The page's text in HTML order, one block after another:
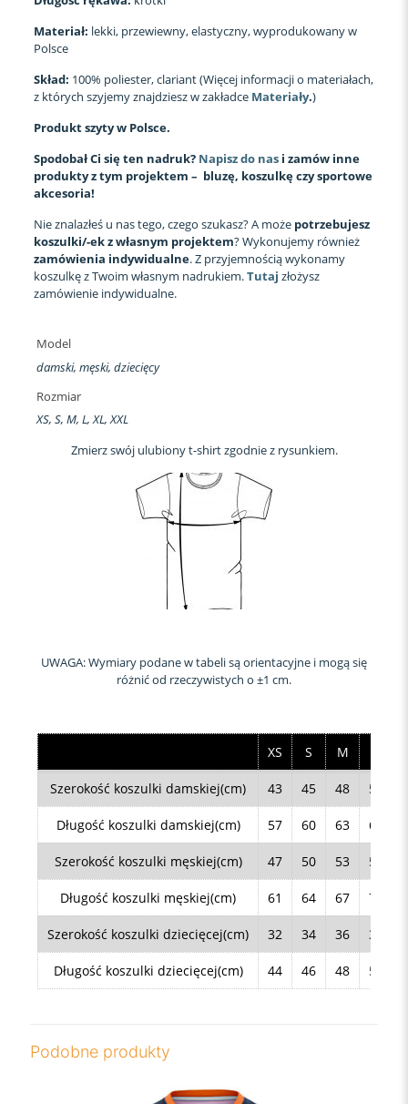
Materiał: lekki, przewiewny, elastyczny, wyprodukowany w
Polsce
Skład: 100% poliester, clariant (Więcej informacji o materiałach,
z których szyjemy znajdziesz w zakładce Materiały.)
Produkt szyty w Polsce.
Spodobał Ci się ten nadruk? Napisz do nas i zamów inne
produkty z tym projektem – bluzę, koszulkę czy sportowe
akcesoria!
Nie znalazłeś u nas tego, czego szukasz? A może potrzebujesz
koszulki/-ek z własnym projektem? Wykonujemy również
zamówienia indywidualne. Z przyjemnością wykonamy
koszulkę z Twoim własnym nadrukiem.Tutaj złożysz
zamówienie indywidualne.
Model
damski, męski, dziecięcy
Rozmiar
XS, S, M, L, XL, XXL
Zmierz swój ulubiony t-shirt zgodnie z rysunkiem.
UWAGA: Wymiary podane w tabeli są orientacyjne i mogą się
różnić od rzeczywistych o ±1 cm.
XS S M
Szerokość koszulki damskiej(cm) 43 45 48 50
Długość koszulki damskiej(cm) 57 60 63 66
Szerokość koszulki męskiej(cm) 47 50 53 56
Długość koszulki męskiej(cm) 61 64 67 70
Szerokość koszulki dziecięcej(cm) 32 34 36 38
Długość koszulki dziecięcej(cm) 44 46 48 50
Podobne produkty